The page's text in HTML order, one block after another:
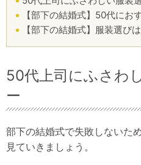
【部下の結婚式】50代にお
【部下の結婚式】服装選び
50代上司にふさわ
ー
部下の結婚式で失敗しないた
見ていきましょう。